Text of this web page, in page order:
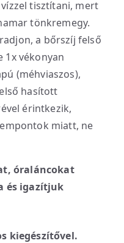
tisztítani, mert
tönkremegy.
a bőrszíj felső
1x vékonyan
(méhviaszos),
hasított
érintkezik,
miatt, ne
óraláncokat
és igazítjuk
kiegészítővel.